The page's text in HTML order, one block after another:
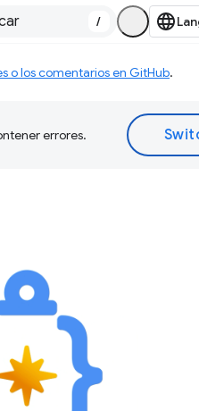
/
o los comentarios en GitHub.
errores.